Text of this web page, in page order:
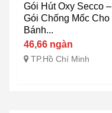
Gói Hút Oxy Secco –
Gói Chống Mốc Cho
Bánh...
46,66 ngàn
TP.Hồ Chí Minh